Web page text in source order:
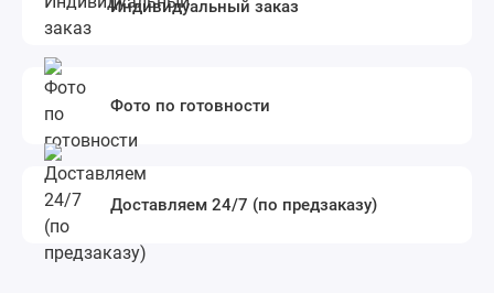
Индивидуальный заказ
Фото по готовности
Доставляем 24/7 (по предзаказу)